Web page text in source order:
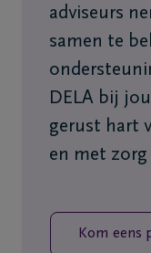
Veelgestelde
vragen
Meld een
24u/24
52
adviseurs
samen te
DELA bij
gerust hart
en met
Kom eens